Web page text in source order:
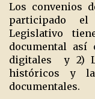
Los convenios
participado
Legislativo
documental así
digitales
y 2)
históricos y
documentales.